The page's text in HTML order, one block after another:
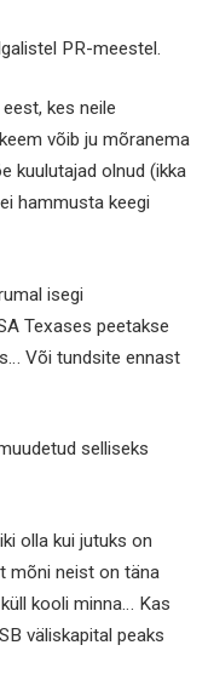
PR-meestel.
kes neile
võib ju mõranema
kuulutajad olnud (ikka
hammusta keegi
isegi
Texases peetakse
Või tundsite ennast
selliseks
olla kui jutuks on
mõni neist on täna
kooli minna… Kas
väliskapital peaks